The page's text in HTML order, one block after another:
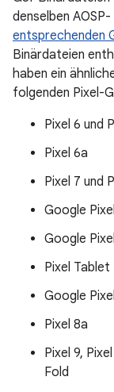
denselben
entsprechenden
Binärdateien
haben ein
folgenden Pixel-
Pixel 6 und
Pixel 6a
Pixel 7 und
Google
Google
Pixel Tablet
Google
Pixel 8a
Pixel 9,
Fold